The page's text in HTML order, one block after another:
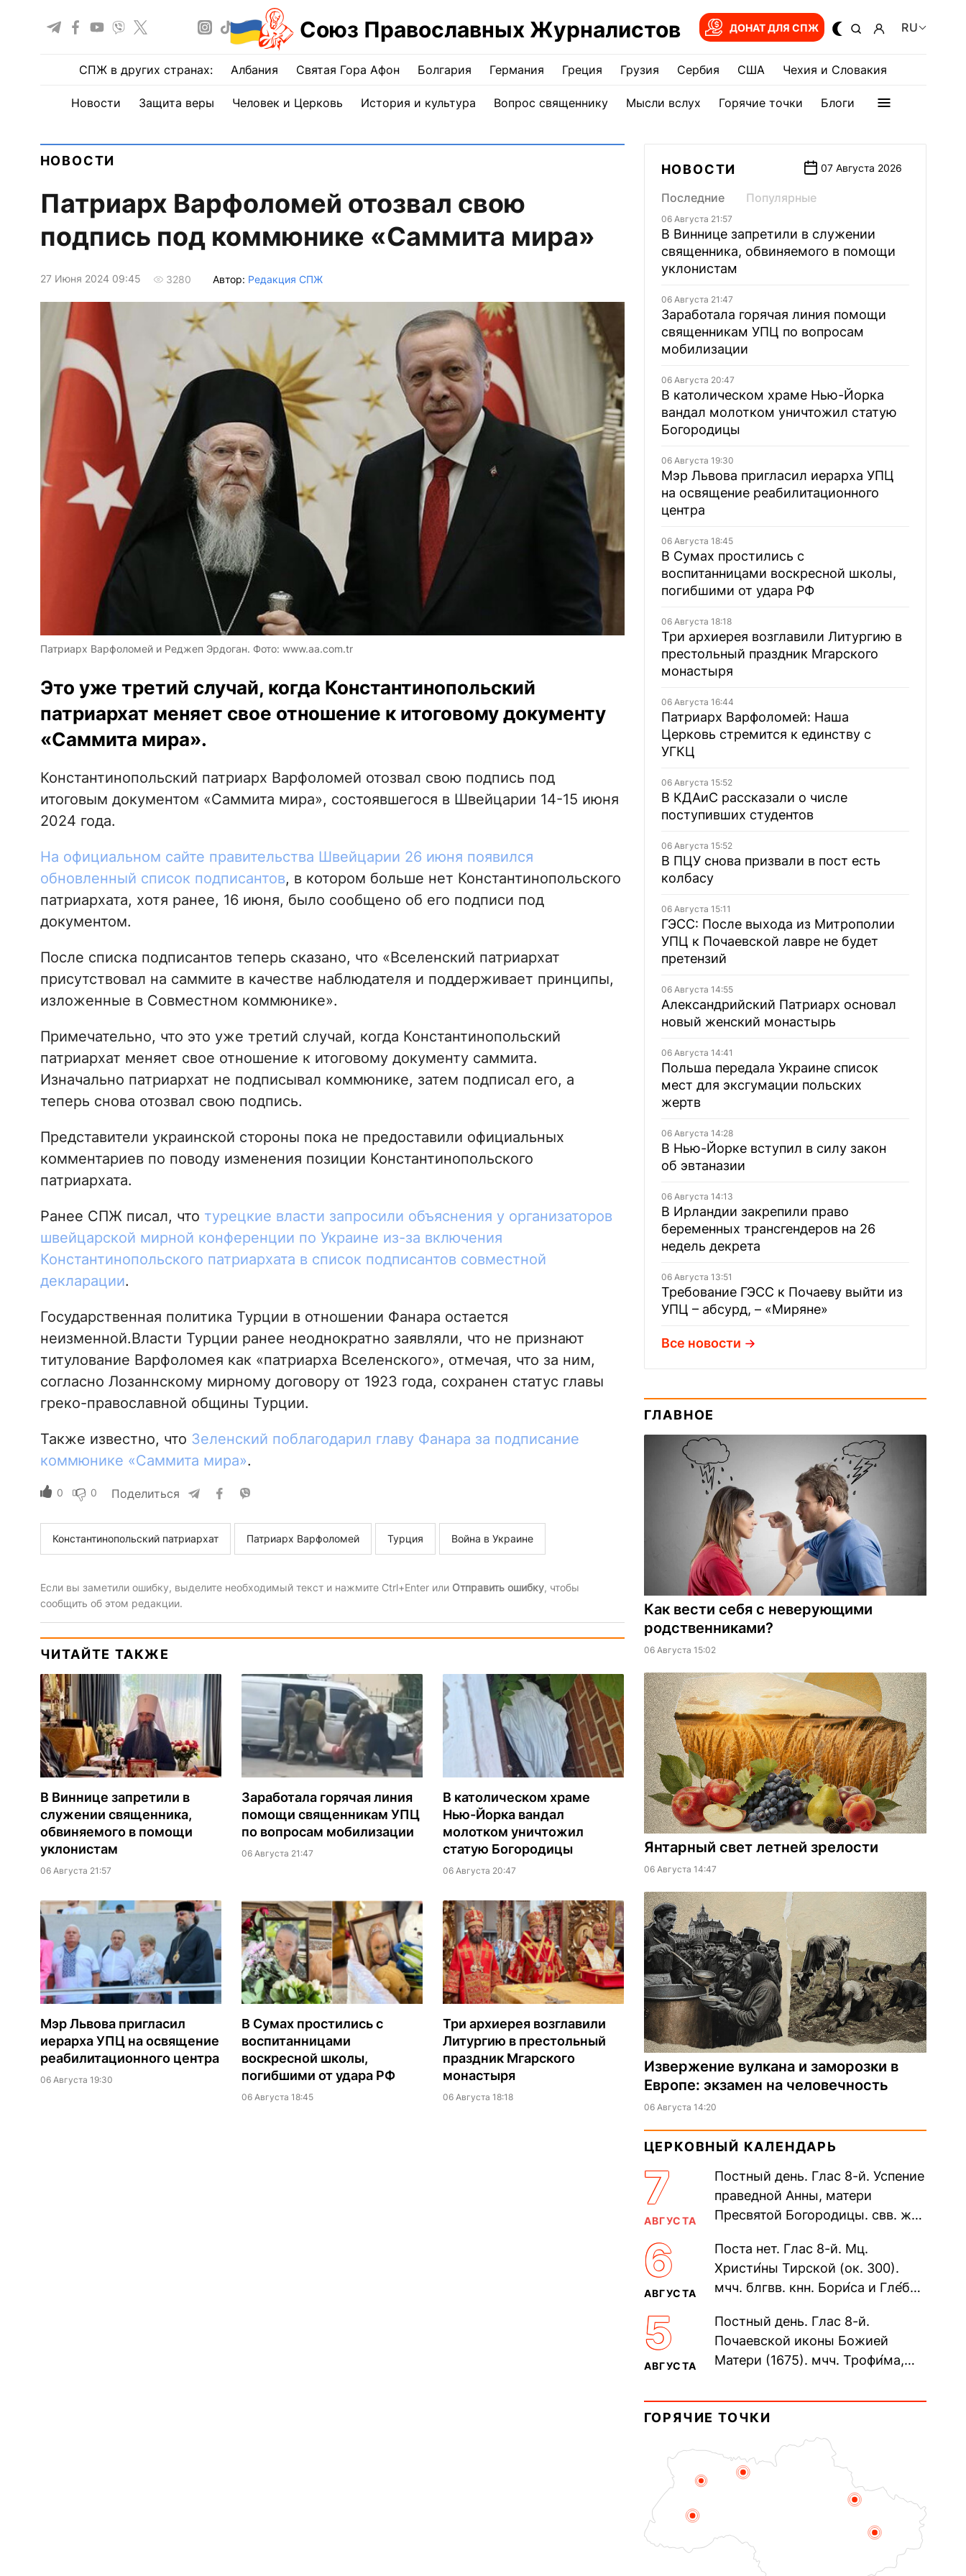
Союз Православных Журналистов ДОНАТ ДЛЯ СПЖ RU
СПЖ в других странах: Албания Святая Гора Афон Болгария Германия Греция Грузия Сербия США Чехия и Словакия
Новости Защита веры Человек и Церковь История и культура Вопрос священнику Мысли вслух Горячие точки Блоги
НОВОСТИ
Патриарх Варфоломей отозвал свою
подпись под коммюнике «Саммита мира»
27 Июня 2024 09:45 3280 Автор: Редакция СПЖ
Патриарх Варфоломей и Реджеп Эрдоган. Фото: www.aa.com.tr
Это уже третий случай, когда Константинопольский
патриархат меняет свое отношение к итоговому документу
«Саммита мира».
Константинопольский патриарх Варфоломей отозвал свою подпись под
итоговым документом «Саммита мира», состоявшегося в Швейцарии 14-15 июня
2024 года.
На официальном сайте правительства Швейцарии 26 июня появился
обновленный список подписантов, в котором больше нет Константинопольского
патриархата, хотя ранее, 16 июня, было сообщено об его подписи под
документом.
После списка подписантов теперь сказано, что «Вселенский патриархат
присутствовал на саммите в качестве наблюдателя и поддерживает принципы,
изложенные в Совместном коммюнике».
Примечательно, что это уже третий случай, когда Константинопольский
патриархат меняет свое отношение к итоговому документу саммита.
Изначально патриархат не подписывал коммюнике, затем подписал его, а
теперь снова отозвал свою подпись.
Представители украинской стороны пока не предоставили официальных
комментариев по поводу изменения позиции Константинопольского
патриархата.
Ранее СПЖ писал, что турецкие власти запросили объяснения у организаторов
швейцарской мирной конференции по Украине из-за включения
Константинопольского патриархата в список подписантов совместной
декларации.
Государственная политика Турции в отношении Фанара остается
неизменной.Власти Турции ранее неоднократно заявляли, что не признают
титулование Варфоломея как «патриарха Вселенского», отмечая, что за ним,
согласно Лозаннскому мирному договору от 1923 года, сохранен статус главы
греко-православной общины Турции.
Также известно, что Зеленский поблагодарил главу Фанара за подписание
коммюнике «Саммита мира».
0 0 Поделиться
Константинопольский патриархат Патриарх Варфоломей Турция Война в Украине
Если вы заметили ошибку, выделите необходимый текст и нажмите Ctrl+Enter или Отправить ошибку, чтобы
сообщить об этом редакции.
ЧИТАЙТЕ ТАКЖЕ
В Виннице запретили в
служении священника,
обвиняемого в помощи
уклонистам
06 Августа 21:57
Заработала горячая линия
помощи священникам УПЦ
по вопросам мобилизации
06 Августа 21:47
В католическом храме
Нью-Йорка вандал
молотком уничтожил
статую Богородицы
06 Августа 20:47
Мэр Львова пригласил
иерарха УПЦ на освящение
реабилитационного центра
06 Августа 19:30
В Сумах простились с
воспитанницами
воскресной школы,
погибшими от удара РФ
06 Августа 18:45
Три архиерея возглавили
Литургию в престольный
праздник Мгарского
монастыря
06 Августа 18:18
НОВОСТИ 07 Августа 2026
Последние Популярные
06 Августа 21:57
В Виннице запретили в служении
священника, обвиняемого в помощи
уклонистам
06 Августа 21:47
Заработала горячая линия помощи
священникам УПЦ по вопросам
мобилизации
06 Августа 20:47
В католическом храме Нью-Йорка
вандал молотком уничтожил статую
Богородицы
06 Августа 19:30
Мэр Львова пригласил иерарха УПЦ
на освящение реабилитационного
центра
06 Августа 18:45
В Сумах простились с
воспитанницами воскресной школы,
погибшими от удара РФ
06 Августа 18:18
Три архиерея возглавили Литургию в
престольный праздник Мгарского
монастыря
06 Августа 16:44
Патриарх Варфоломей: Наша
Церковь стремится к единству с
УГКЦ
06 Августа 15:52
В КДАиС рассказали о числе
поступивших студентов
06 Августа 15:52
В ПЦУ снова призвали в пост есть
колбасу
06 Августа 15:11
ГЭСС: После выхода из Митрополии
УПЦ к Почаевской лавре не будет
претензий
06 Августа 14:55
Александрийский Патриарх основал
новый женский монастырь
06 Августа 14:41
Польша передала Украине список
мест для эксгумации польских
жертв
06 Августа 14:28
В Нью-Йорке вступил в силу закон
об эвтаназии
06 Августа 14:13
В Ирландии закрепили право
беременных трансгендеров на 26
недель декрета
06 Августа 13:51
Требование ГЭСС к Почаеву выйти из
УПЦ – абсурд, – «Миряне»
Все новости
ГЛАВНОЕ
Как вести себя с неверующими
родственниками?
06 Августа 15:02
Янтарный свет летней зрелости
06 Августа 14:47
Извержение вулкана и заморозки в
Европе: экзамен на человечность
06 Августа 14:20
ЦЕРКОВНЫЙ КАЛЕНДАРЬ
7
АВГУСТА
Постный день. Глас 8-й. Успение
праведной Анны, матери
Пресвятой Богородицы. свв. жен
прп. Евпракси́и девы,...
6
АВГУСТА
Поста нет. Глас 8-й. Мц.
Христи́ны Тирской (ок. 300).
мчч. блгвв. кнн. Бори́са и Гле́ба,
Дави́да (1015). Прп....
5
АВГУСТА
Постный день. Глас 8-й.
Почаевской иконы Божией
Матери (1675). мчч. Трофи́ма,
мучеников (284–305). прав.
воина Фео́дора...
ГОРЯЧИЕ ТОЧКИ